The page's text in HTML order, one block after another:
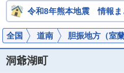
令和8年熊本地震 情報ま
全国 道南 胆振地方（室蘭
洞爺湖町